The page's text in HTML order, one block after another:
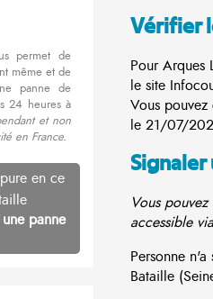
permet de
même et de
panne de
24 heures à
et non
en France.
en ce
panne
Vérifier
Pour Arques
le site
Vous
le 21/07/
Vous
accessible
Personne
Bataille